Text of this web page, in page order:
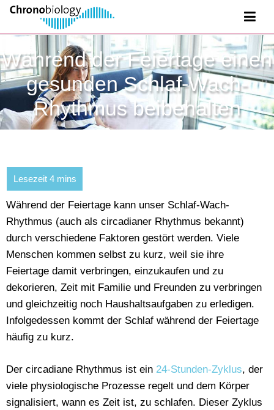
Während der Feiertage einen
gesunden Schlaf-Wach-
Rhythmus beibehalten
Während der Feiertage kann unser Schlaf-Wach-
Rhythmus (auch als circadianer Rhythmus bekannt)
durch verschiedene Faktoren gestört werden. Viele
Menschen kommen selbst zu kurz, weil sie ihre
Feiertage damit verbringen, einzukaufen und zu
dekorieren, Zeit mit Familie und Freunden zu verbringen
und gleichzeitig noch Haushaltsaufgaben zu erledigen.
Infolgedessen kommt der Schlaf während der Feiertage
häufig zu kurz.
Der circadiane Rhythmus ist ein 24-Stunden-Zyklus, der
viele physiologische Prozesse regelt und dem Körper
signalisiert, wann es Zeit ist, zu schlafen. Dieser Zyklus